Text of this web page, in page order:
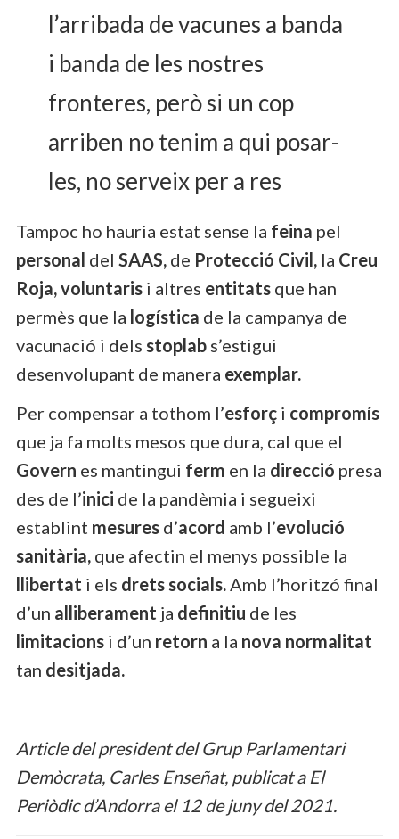
l’arribada de vacunes a banda
i banda de les nostres
fronteres, però si un cop
arriben no tenim a qui posar-
les, no serveix per a res
Tampoc ho hauria estat sense la feina pel
personal del SAAS, de Protecció Civil, la Creu
Roja, voluntaris i altres entitats que han
permès que la logística de la campanya de
vacunació i dels stoplab s’estigui
desenvolupant de manera exemplar.
Per compensar a tothom l’esforç i compromís
que ja fa molts mesos que dura, cal que el
Govern es mantingui ferm en la direcció presa
des de l’inici de la pandèmia i segueixi
establint mesures d’acord amb l’evolució
sanitària, que afectin el menys possible la
llibertat i els drets socials.Amb l’horitzó final
d’un alliberament ja definitiu de les
limitacions i d’un retorn a la nova normalitat
tan desitjada.
Article del president del Grup Parlamentari
Demòcrata, Carles Enseñat, publicat a El
Periòdic d’Andorra el 12 de juny del 2021.